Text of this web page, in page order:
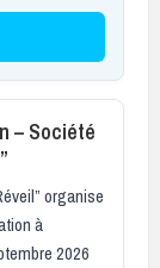
– Société
organise
à
2026